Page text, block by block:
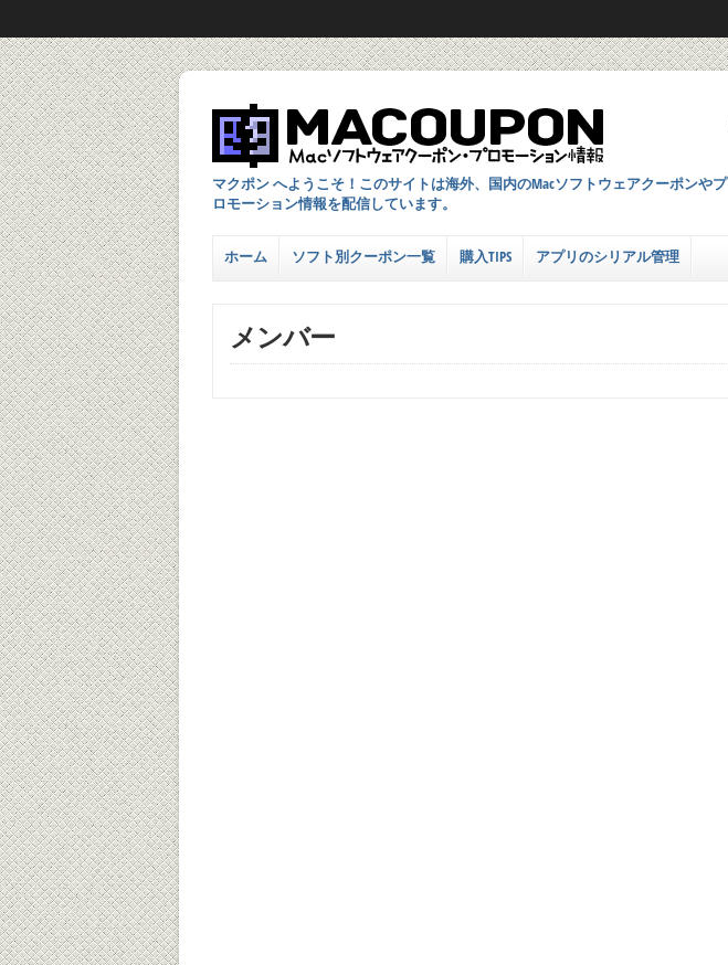
マクポン へようこそ！このサイトは海外、国内のMacソフトウェアクーポンやプ
ロモーション情報を配信しています。
ホーム ソフト別クーポン一覧 購入TIPS アプリのシリアル管理
メンバー